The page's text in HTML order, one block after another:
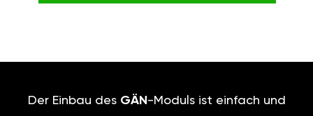
Der Einbau des GÄN -Moduls ist einfach und